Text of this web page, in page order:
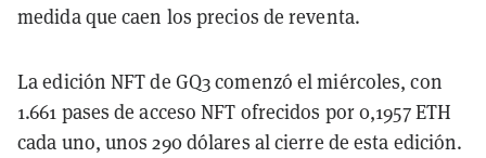
medida que caen los precios de reventa.
La edición NFT de GQ3 comenzó el miércoles, con
1.661 pases de acceso NFT ofrecidos por 0,1957 ETH
cada uno, unos 290 dólares al cierre de esta edición.